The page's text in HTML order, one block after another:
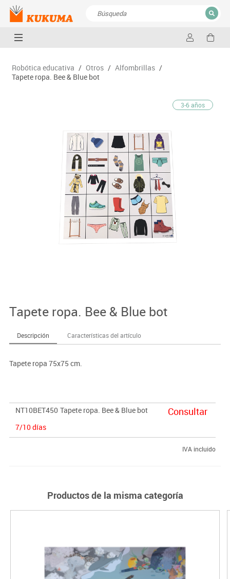
CERRAR
Robótica educativa / Otros / Alfombrillas /
Tapete ropa. Bee & Blue bot
3-6 años
Tapete ropa. Bee & Blue bot
Descripción Características del artículo
Tapete ropa 75x75 cm.
NT10BET450 Tapete ropa. Bee & Blue bot
7/10 días
Consultar
IVA incluido
Productos de la misma categoría